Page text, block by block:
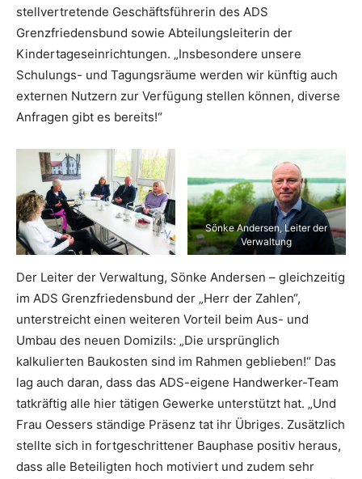
stellvertretende Geschäftsführerin des ADS
Grenzfriedensbund sowie Abteilungsleiterin der
Kindertageseinrichtungen. „Insbesondere unsere
Schulungs- und Tagungsräume werden wir künftig auch
externen Nutzern zur Verfügung stellen können, diverse
Anfragen gibt es bereits!“
Sönke Andersen, Leiter der
Verwaltung
Der Leiter der Verwaltung, Sönke Andersen – gleichzeitig
im ADS Grenzfriedensbund der „Herr der Zahlen“,
unterstreicht einen weiteren Vorteil beim Aus- und
Umbau des neuen Domizils: „Die ursprünglich
kalkulierten Baukosten sind im Rahmen geblieben!“ Das
lag auch daran, dass das ADS-eigene Handwerker-Team
tatkräftig alle hier tätigen Gewerke unterstützt hat. „Und
Frau Oessers ständige Präsenz tat ihr Übriges. Zusätzlich
stellte sich in fortgeschrittener Bauphase positiv heraus,
dass alle Beteiligten hoch motiviert und zudem sehr